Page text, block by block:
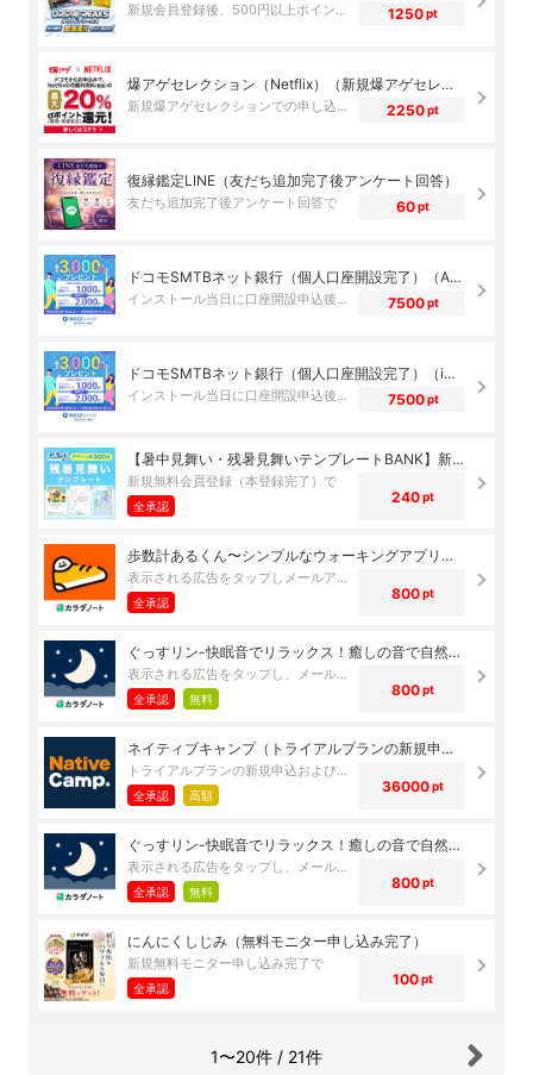
新規会員登録後、500円以上ポイントチャージして商品購入完了で 1250pt
爆アゲセレクション（Netflix）（新規爆アゲセレクションでの申し込み完了後、NetflixのWebサイトへ遷移し利用登録完了）
新規爆アゲセレクションでの申し込み完了後、NetflixのWebサイトへ遷移し利用登録完了で 2250pt
復縁鑑定LINE（友だち追加完了後アンケート回答）
友だち追加完了後アンケート回答で 60pt
ドコモSMTBネット銀行（個人口座開設完了）（Android）
インストール当日に口座開設申込後、10日以内の口座開設完了で 7500 pt
ドコモSMTBネット銀行（個人口座開設完了）（iOS）
インストール当日に口座開設申込後、10日以内の口座開設完了で 7500 pt
【暑中見舞い・残暑見舞いテンプレートBANK】新規会員登録プログラム（新規無料会員登録）
新規無料会員登録（本登録完了）で
全承認
240pt
歩数計あるくん〜シンプルなウォーキングアプリ（メールアドレス登録完了）（iOS）
表示される広告をタップしメールアドレス登録完了で
全承認
800pt
ぐっすリン-快眠音でリラックス！癒しの音で自然な睡眠-（メールアドレス登録完了）（Android）
表示される広告をタップし、メールアドレス登録完了で
全承認 無料
800pt
ネイティブキャンプ（トライアルプランの新規申込および有料転換（プレミアムプラン））（iOS）
トライアルプランの新規申込および有料転換で
全承認 高額
36000pt
ぐっすリン-快眠音でリラックス！癒しの音で自然な睡眠-（メールアドレス登録完了）（iOS）
表示される広告をタップし、メールアドレス登録完了で
全承認 無料
800pt
にんにくしじみ（無料モニター申し込み完了）
新規無料モニター申し込み完了で
全承認
100pt
1〜20件 / 21件